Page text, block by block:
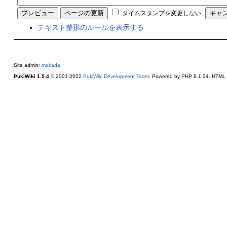
タイムスタンプを変更しない
テキスト整形のルールを表示する
Site admin: mokada
PukiWiki 1.5.4© 2001-2022 PukiWiki Development Team. Powered by PHP 8.1.34. HTML